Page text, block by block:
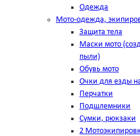
Одежда
Мото-одежда,
Защита тела
Маски мото
пыли)
Обувь мото
Очки для езды
Перчатки
Подшлемники
Сумки, рюкзаки
2